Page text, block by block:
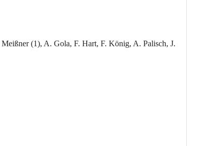
(1), A. Gola, F. Hart, F. König, A. Palisch, J.